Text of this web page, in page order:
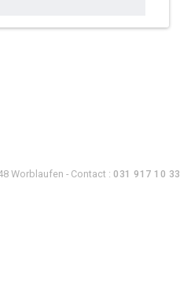
Worblaufen - Contact :031 917 10 33